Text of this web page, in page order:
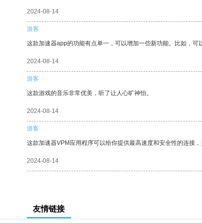
2024-08-14
游客
这款加速器app的功能有点单一，可以增加一些新功能。比如，
2024-08-14
游客
这款游戏的音乐非常优美，听了让人心旷神怡。
2024-08-14
游客
这款加速器VPM应用程序可以给你提供最高速度和安全性的连接，
2024-08-14
友情链接